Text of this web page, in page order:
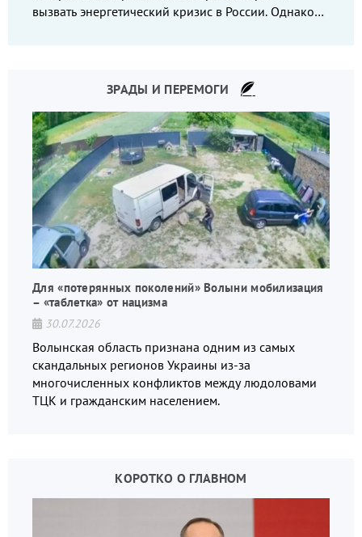
вызвать энергетический кризис в России. Однако
ЗРАДЫ И ПЕРЕМОГИ
Для «потерянных поколений» Волыни мобилизация
– «таблетка» от нацизма
30.07.2026
Волынская область признана одним из самых
скандальных регионов Украины из-за
многочисленных конфликтов между людоловами
ТЦК и гражданским населением.
КОРОТКО О ГЛАВНОМ